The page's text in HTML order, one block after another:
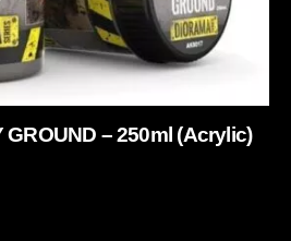
GROUND – 250ml (Acrylic)